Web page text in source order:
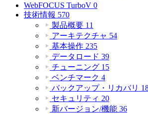
WebFOCUS TurboV 0
技術情報 570
製品概要 11
アーキテクチャ 54
基本操作 235
データロード 39
チューニング 15
ベンチマーク 4
バックアップ・リカバリ
セキュリティ 20
新バージョン/機能 36